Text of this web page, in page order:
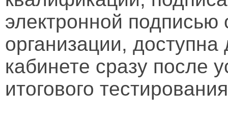
электронной подписью
организации,
кабинете сразу после
итогового